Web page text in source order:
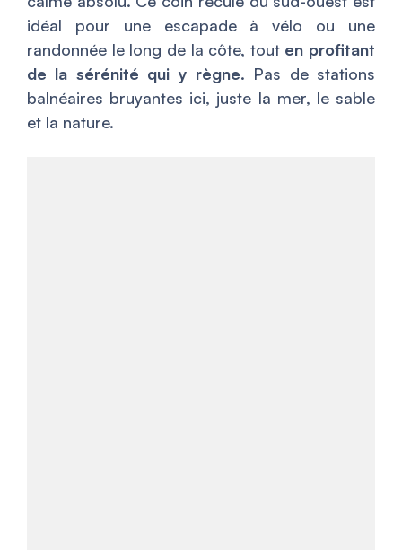
idéal pour une escapade à vélo ou une
randonnée le long de la côte, tout en profitant
de la sérénité qui y règne. Pas de stations
balnéaires bruyantes ici, juste la mer, le sable
et la nature.